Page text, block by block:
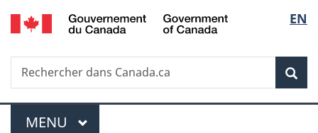
Passer
au
principal
Passer
à
Au
du
Passer
à
version
simplifiée
de
la
EN
Recherche
Rechercher
dans
Menu
MENU PRINCIPAL